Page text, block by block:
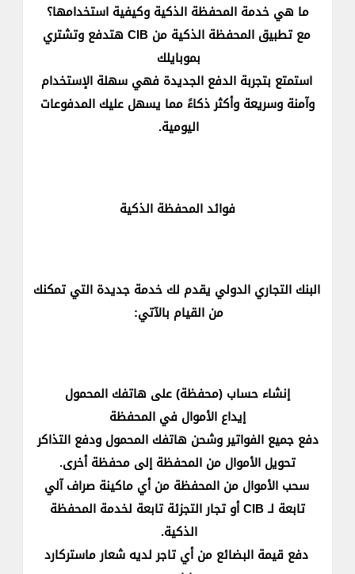
​​​​​​​​​​​​​​​​​​​​ما هي خدمة المحفظة الذكية وكيفية استخدامها؟​​​
مع تطبيق المحفظة الذكية من CIB هتدفع وتشتري
بموبايلك
استمتع بتجربة الدفع الجديدة فهي سهلة الإستخدام
وآمنة وسريعة وأكثر ذكاءً مما يسهل عليك المدفوعات
اليومية​.
​فوائد المحفظة الذكية​
البنك التجاري الدولي يقدم لك خدمة جديدة التي تمكنك
من القيام بالآتي:
​إنشاء حساب (محفظة) على هاتفك المحمول​
إيداع الأموال في المحفظة
دفع جميع الفواتير وشحن هاتفك المحمول ودفع التذاكر
تحويل الأموال من المحفظة إلى محفظة أخرى.
سحب الأموال من المحفظة من أي ماكينة صراف آلي
تابعة لـ CIB أو تجار التجزئة ​تابعة لخدمة المحفظة
الذكية.
دفع قيمة البضائع من أي تاجر لديه شعار ماستركارد